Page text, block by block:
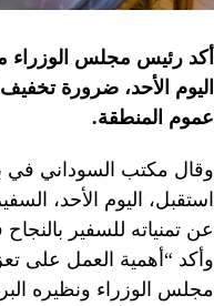
أكد رئيس مجلس الوزراء
اليوم الأحد، ضرورة
عموم المنطقة.
وقال مكتب السوداني في
استقبل، اليوم الأحد،
عن تمنياته للسفير
وأكد “أهمية العمل على
مجلس الوزراء ونظيره